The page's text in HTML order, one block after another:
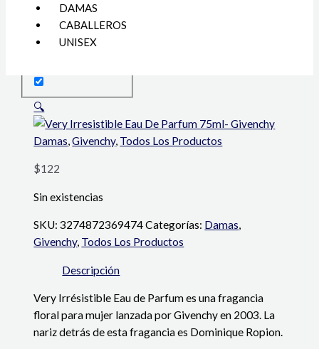
DAMAS
CABALLEROS
UNISEX
🔍
Damas,Givenchy, Todos Los Productos
$122
Sin existencias
SKU:3274872369474Categorías: Damas,
Givenchy, Todos Los Productos
Descripción
Very Irrésistible Eau de Parfum es una fragancia
floral para mujer lanzada por Givenchy en 2003. La
nariz detrás de esta fragancia es Dominique Ropion.